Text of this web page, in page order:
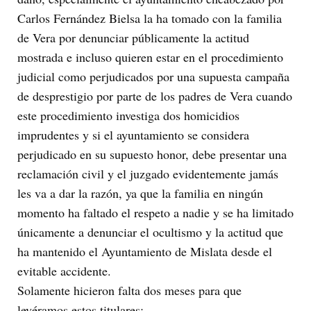
Carlos Fernández Bielsa la ha tomado con la familia
de Vera por denunciar públicamente la actitud
mostrada e incluso quieren estar en el procedimiento
judicial como perjudicados por una supuesta campaña
de desprestigio por parte de los padres de Vera cuando
este procedimiento investiga dos homicidios
imprudentes y si el ayuntamiento se considera
perjudicado en su supuesto honor, debe presentar una
reclamación civil y el juzgado evidentemente jamás
les va a dar la razón, ya que la familia en ningún
momento ha faltado el respeto a nadie y se ha limitado
únicamente a denunciar el ocultismo y la actitud que
ha mantenido el Ayuntamiento de Mislata desde el
evitable accidente.
Solamente hicieron falta dos meses para que